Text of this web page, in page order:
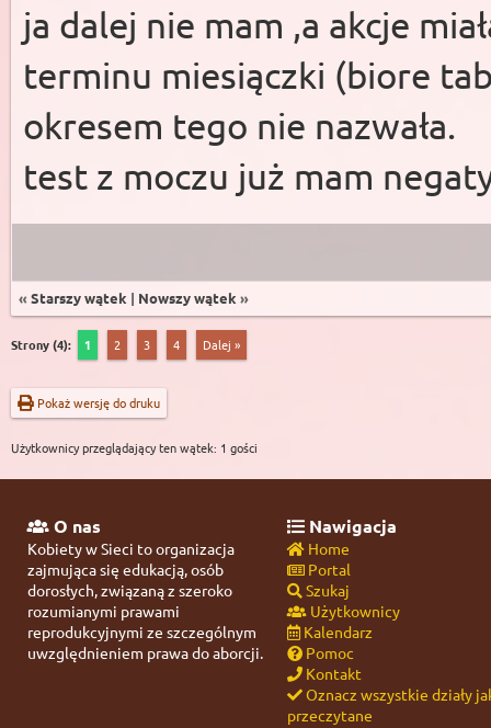
ja dalej nie mam ,a akcje
terminu miesiączki (biore
okresem tego nie nazwała.
test z moczu już mam
« Starszy wątek | Nowszy wątek »
Strony (4): 1 2 3 4 Dalej »
Pokaż wersję do druku
Użytkownicy przeglądający ten wątek: 1 gości
O nas
Kobiety w Sieci to organizacja
zajmująca się edukacją, osób
dorosłych, związaną z szeroko
rozumianymi prawami
reprodukcyjnymi ze szczególnym
uwzględnieniem prawa do aborcji.
Nawigacja
Home
Portal
Szukaj
Użytkownicy
Kalendarz
Pomoc
Kontakt
Oznacz wszystkie działy
przeczytane